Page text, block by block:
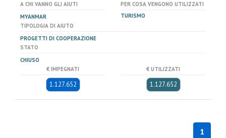
A CHI VANNO GLI AIUTI
MYANMAR
PER COSA VENGONO UTILIZZATI
TURISMO
TIPOLOGIA DI AIUTO
PROGETTI DI COOPERAZIONE
STATO
CHIUSO
€ IMPEGNATI
1.127.652
€ UTILIZZATI
1.127.652
1